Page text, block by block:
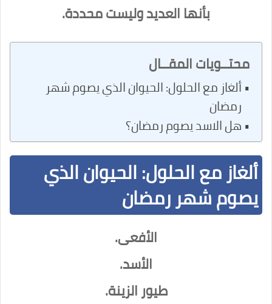
بأنها العديد وليست محددة.
محتــويات المقــال
ألغاز مع الحلول: الحيوان الذي يصوم شهر
رمضان
هل الاسد يصوم رمضان؟
ألغاز مع الحلول: الحيوان الذي
يصوم شهر رمضان
الأفعى.
الأسد.
طيور الزينة.